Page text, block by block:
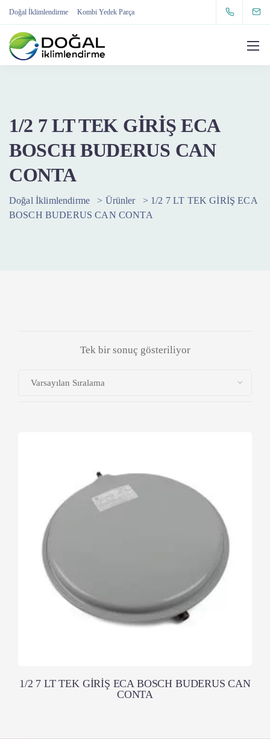
Doğal İklimlendirme Kombi Yedek Parça
1/2 7 LT TEK GİRİŞ ECA
BOSCH BUDERUS CAN
CONTA
Doğal İklimlendirme > Ürünler > 1/2 7 LT TEK GİRİŞ ECA
BOSCH BUDERUS CAN CONTA
Tek bir sonuç gösteriliyor
1/2 7 LT TEK GİRİŞ ECA BOSCH BUDERUS CAN
CONTA